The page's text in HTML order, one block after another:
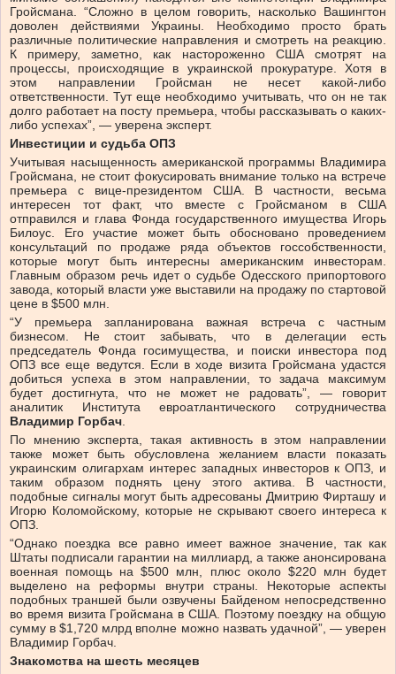
Гройсмана. “Сложно в целом говорить, насколько Вашингтон
доволен действиями Украины. Необходимо просто брать
различные политические направления и смотреть на реакцию.
К примеру, заметно, как настороженно США смотрят на
процессы, происходящие в украинской прокуратуре. Хотя в
этом направлении Гройсман не несет какой-либо
ответственности. Тут еще необходимо учитывать, что он не так
долго работает на посту премьера, чтобы рассказывать о каких-
либо успехах”, — уверена эксперт.
Инвестиции и судьба ОПЗ
Учитывая насыщенность американской программы Владимира
Гройсмана, не стоит фокусировать внимание только на встрече
премьера с вице-президентом США. В частности, весьма
интересен тот факт, что вместе с Гройсманом в США
отправился и глава Фонда государственного имущества Игорь
Билоус. Его участие может быть обосновано проведением
консультаций по продаже ряда объектов госсобственности,
которые могут быть интересны американским инвесторам.
Главным образом речь идет о судьбе Одесского припортового
завода, который власти уже выставили на продажу по стартовой
цене в $500 млн.
“У премьера запланирована важная встреча с частным
бизнесом. Не стоит забывать, что в делегации есть
председатель Фонда госимущества, и поиски инвестора под
ОПЗ все еще ведутся. Если в ходе визита Гройсмана удастся
добиться успеха в этом направлении, то задача максимум
будет достигнута, что не может не радовать”, — говорит
аналитик Института евроатлантического сотрудничества
Владимир Горбач.
По мнению эксперта, такая активность в этом направлении
также может быть обусловлена желанием власти показать
украинским олигархам интерес западных инвесторов к ОПЗ, и
таким образом поднять цену этого актива. В частности,
подобные сигналы могут быть адресованы Дмитрию Фирташу и
Игорю Коломойскому, которые не скрывают своего интереса к
ОПЗ.
“Однако поездка все равно имеет важное значение, так как
Штаты подписали гарантии на миллиард, а также анонсирована
военная помощь на $500 млн, плюс около $220 млн будет
выделено на реформы внутри страны. Некоторые аспекты
подобных траншей были озвучены Байденом непосредственно
во время визита Гройсмана в США. Поэтому поездку на общую
сумму в $1,720 млрд вполне можно назвать удачной”, — уверен
Владимир Горбач.
Знакомства на шесть месяцев